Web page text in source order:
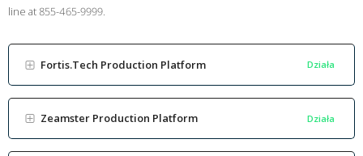
line at 855-465-9999.
Fortis.Tech Production Platform Działa
Zeamster Production Platform Działa